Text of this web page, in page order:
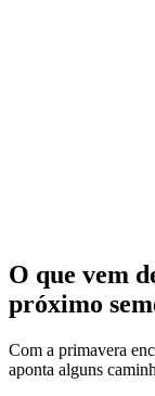
O que vem
próximo
Com a primavera
aponta alguns